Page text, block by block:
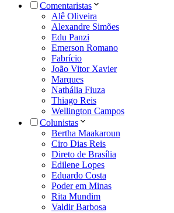
Comentaristas
Alê Oliveira
Alexandre Simões
Edu Panzi
Emerson Romano
Fabrício
João Vitor Xavier
Marques
Nathália Fiuza
Thiago Reis
Wellington Campos
Colunistas
Bertha Maakaroun
Ciro Dias Reis
Direto de Brasília
Edilene Lopes
Eduardo Costa
Poder em Minas
Rita Mundim
Valdir Barbosa